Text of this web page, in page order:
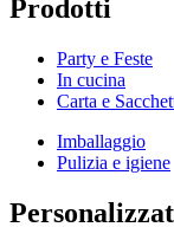
Prodotti
Party e Feste
In cucina
Carta e
Imballaggio
Pulizia e igiene